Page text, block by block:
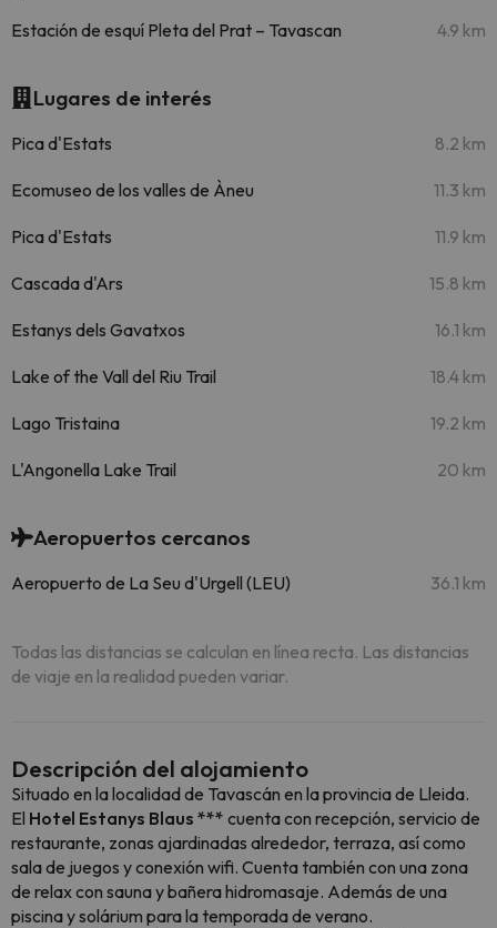
Estación de esquí Pleta del Prat – Tavascan 4.9 km
Lugares de interés
Pica d'Estats 8.2 km
Ecomuseo de los valles de Àneu 11.3 km
Pica d'Estats 11.9 km
Cascada d'Ars 15.8 km
Estanys dels Gavatxos 16.1 km
Lake of the Vall del Riu Trail 18.4 km
Lago Tristaina 19.2 km
L'Angonella Lake Trail 20 km
Aeropuertos cercanos
Aeropuerto de La Seu d'Urgell (LEU) 36.1 km
Todas las distancias se calculan en línea recta. Las distancias
de viaje en la realidad pueden variar.
Descripción del alojamiento
Situado en la localidad de Tavascán en la provincia de Lleida.
El Hotel Estanys Blaus *** cuenta con recepción, servicio de
restaurante, zonas ajardinadas alrededor, terraza, así como
sala de juegos y conexión wifi. Cuenta también con una zona
de relax con sauna y bañera hidromasaje. Además de una
piscina y solárium para la temporada de verano.